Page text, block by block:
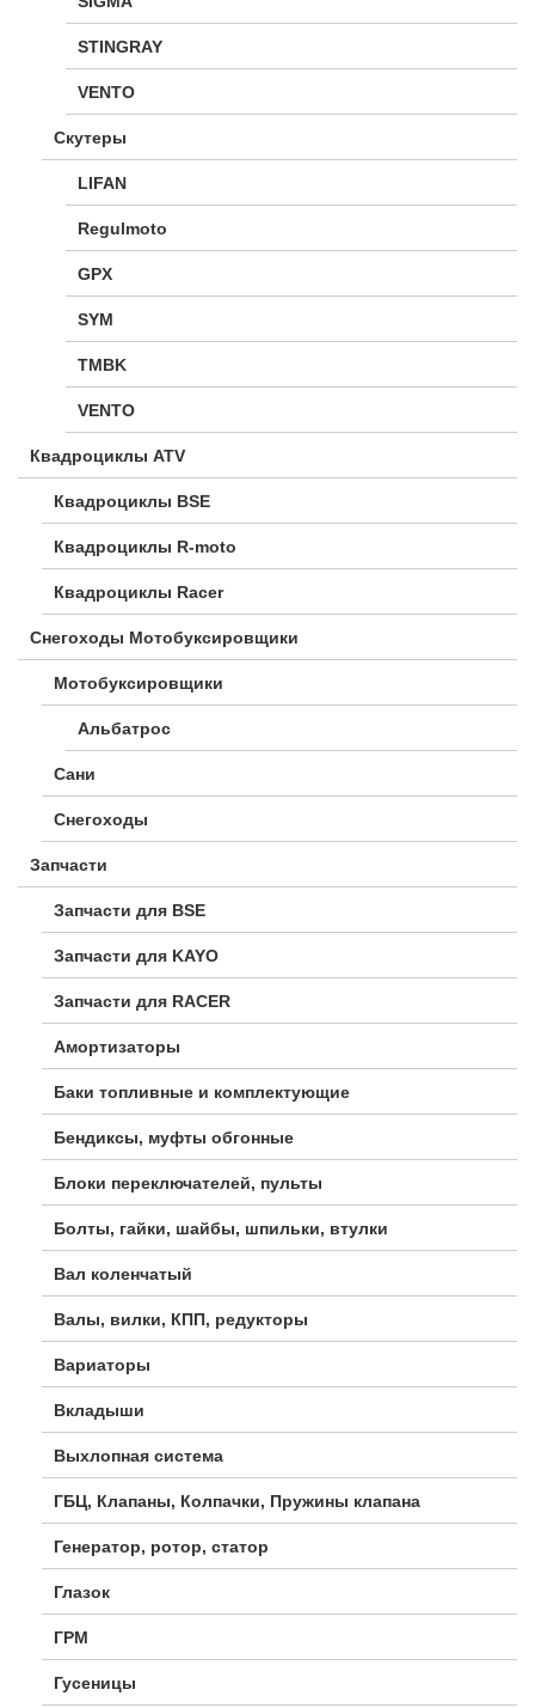
STINGRAY
VENTO
Скутеры
LIFAN
Regulmoto
GPX
SYM
TMBK
VENTO
Квадроциклы ATV
Квадроциклы BSE
Квадроциклы R-moto
Квадроциклы Racer
Снегоходы Мотобуксировщики
Мотобуксировщики
Альбатрос
Сани
Снегоходы
Запчасти
Запчасти для BSE
Запчасти для KAYO
Запчасти для RACER
Амортизаторы
Баки топливные и комплектующие
Бендиксы, муфты обгонные
Блоки переключателей, пульты
Болты, гайки, шайбы, шпильки, втулки
Вал коленчатый
Валы, вилки, КПП, редукторы
Вариаторы
Вкладыши
Выхлопная система
ГБЦ, Клапаны, Колпачки, Пружины клапана
Генератор, ротор, статор
Глазок
ГРМ
Гусеницы